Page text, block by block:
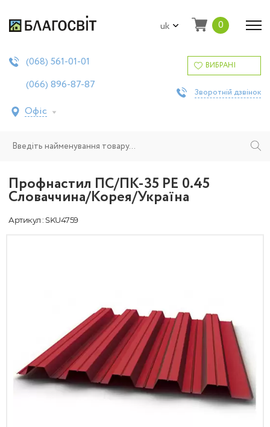
uk 0
(068) 561-01-01
(066) 896-87-87
Офіс
ВИБРАНІ
Зворотній дзвінок
Профнастил ПС/ПК-35 PE 0.45
Словаччина/Корея/Україна
Артикул : SKU4759